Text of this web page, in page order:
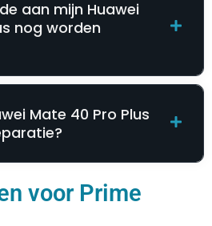
aan mijn Huawei
nog worden
Mate 40 Pro Plus
voor Prime